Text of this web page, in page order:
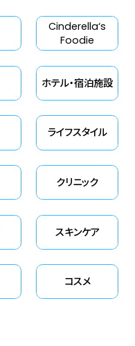
Cinderella‘s
Foodie
ホテル・宿泊施設
ライフスタイル
クリニック
スキンケア
コスメ